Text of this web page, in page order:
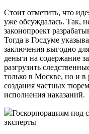
Стоит отметить, что
уже обсуждалась. Так,
законопроект
Тогда в Госдуме
заключения выгодно
деньги на содержание
разгрузить
только в Москве, но и
создания частных
исполнения наказаний.
Госкорпорациям под
эксперты